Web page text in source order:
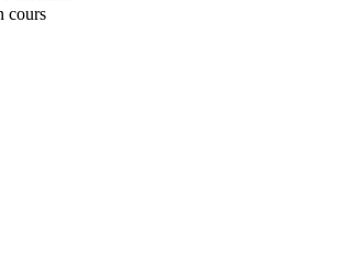
cours